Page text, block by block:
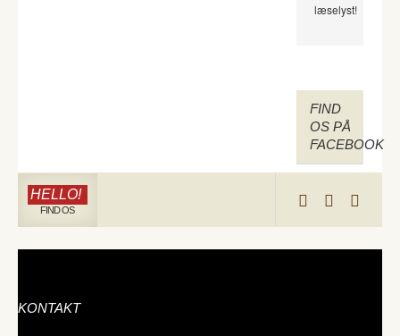
læselyst!
FIND
OS PÅ
FACEBOOK
HELLO!
FIND OS
KONTAKT